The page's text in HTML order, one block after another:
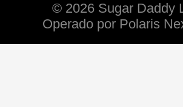
© 2026 Sugar Daddy
Operado por Polaris